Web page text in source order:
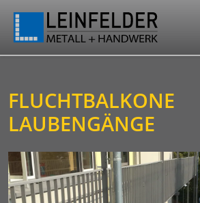
FLUCHTBALKONE
LAUBENGÄNGE